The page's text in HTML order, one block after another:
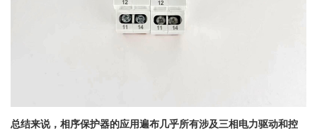
总结来说，相序保护器的应用遍布几乎所有涉及三相电力驱动和控